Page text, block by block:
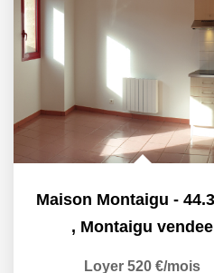
, Montaigu vendee
Loyer 520 €/mois